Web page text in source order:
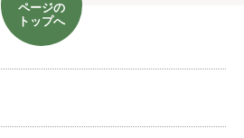
ページの
トップへ